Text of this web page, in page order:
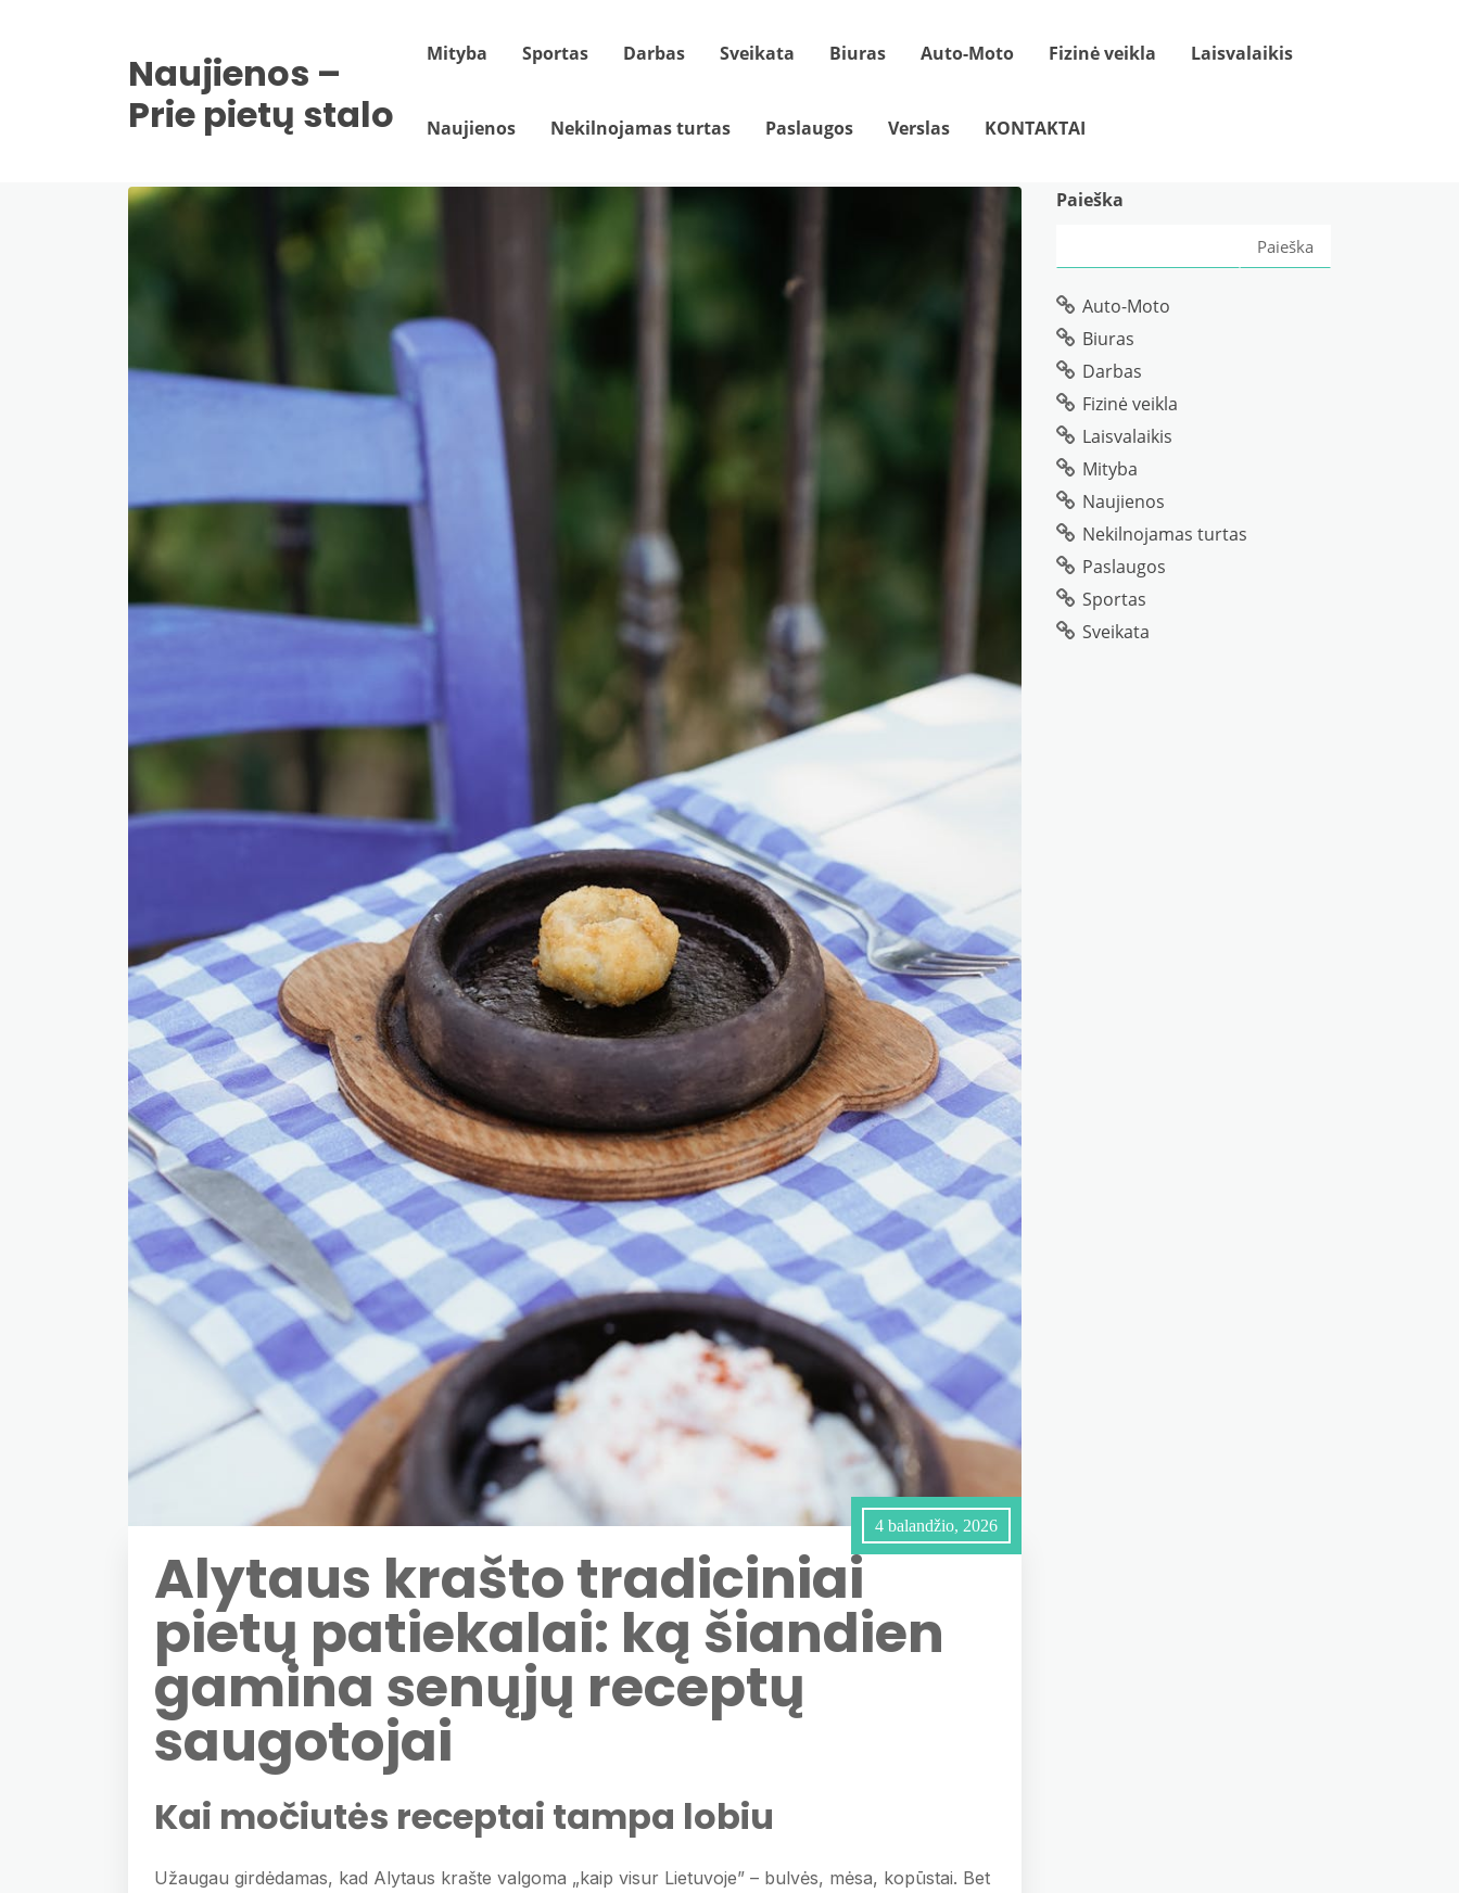
Naujienos –
Prie pietų stalo
Mityba Sportas Darbas Sveikata Biuras Auto-Moto Fizinė veikla Laisvalaikis
Naujienos Nekilnojamas turtas Paslaugos Verslas KONTAKTAI
4 balandžio, 2026
Alytaus krašto tradiciniai
pietų patiekalai: ką šiandien
gamina senųjų receptų
saugotojai
Kai močiutės receptai tampa lobiu
Užaugau girdėdamas, kad Alytaus krašte valgoma „kaip visur Lietuvoje” – bulvės, mėsa, kopūstai. Bet
Paieška
Paieška
Auto-Moto
Biuras
Darbas
Fizinė veikla
Laisvalaikis
Mityba
Naujienos
Nekilnojamas turtas
Paslaugos
Sportas
Sveikata